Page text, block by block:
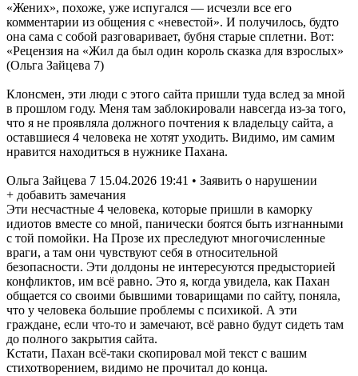
«Жених», похоже, уже испугался — исчезли все его
комментарии из общения с «невестой». И получилось, будто
она сама с собой разговаривает, бубня старые сплетни. Вот:
«Рецензия на «Жил да был один король сказка для взрослых»
(Ольга Зайцева 7)
Клонсмен, эти люди с этого сайта пришли туда вслед за мной
в прошлом году. Меня там заблокировали навсегда из-за того,
что я не проявляла должного почтения к владельцу сайта, а
оставшиеся 4 человека не хотят уходить. Видимо, им самим
нравится находиться в нужнике Пахана.
Ольга Зайцева 7 15.04.2026 19:41 • Заявить о нарушении
+ добавить замечания
Эти несчастные 4 человека, которые пришли в каморку
идиотов вместе со мной, панически боятся быть изгнанными
с той помойки. На Прозе их преследуют многочисленные
враги, а там они чувствуют себя в относительной
безопасности. Эти долдоны не интересуются предысторией
конфликтов, им всё равно. Это я, когда увидела, как Пахан
общается со своими бывшими товарищами по сайту, поняла,
что у человека большие проблемы с психикой. А эти
граждане, если что-то и замечают, всё равно будут сидеть там
до полного закрытия сайта.
Кстати, Пахан всё-таки скопировал мой текст с вашим
стихотворением, видимо не прочитал до конца.